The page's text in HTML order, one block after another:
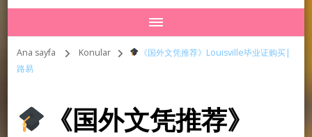
Ana sayfa Konular
《国外文凭推荐》Louisville毕业证购买|
路易
《国外文凭推荐》